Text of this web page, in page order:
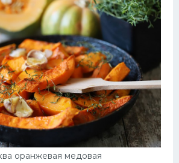
оранжевая медовая